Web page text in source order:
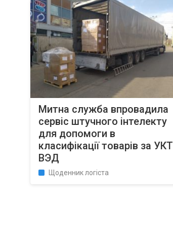
Митна служба впровадила
сервіс штучного інтелекту
для допомоги в
класифікації товарів за УКТ
ВЭД
Щоденник логіста